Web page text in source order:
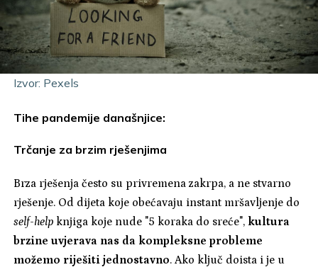
Izvor: Pexels
Tihe pandemije današnjice:
Trčanje za brzim rješenjima
Brza rješenja često su privremena zakrpa, a ne stvarno
rješenje. Od dijeta koje obećavaju instant mršavljenje do
self-help knjiga koje nude "5 koraka do sreće", kultura
brzine uvjerava nas da kompleksne probleme
možemo riješiti jednostavno. Ako ključ doista i je u